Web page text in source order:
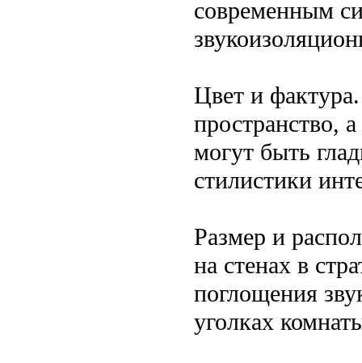
современным
Цвет и
пространство,
могут быть
стилистики
Размер и
на стенах в
поглощения
уголках